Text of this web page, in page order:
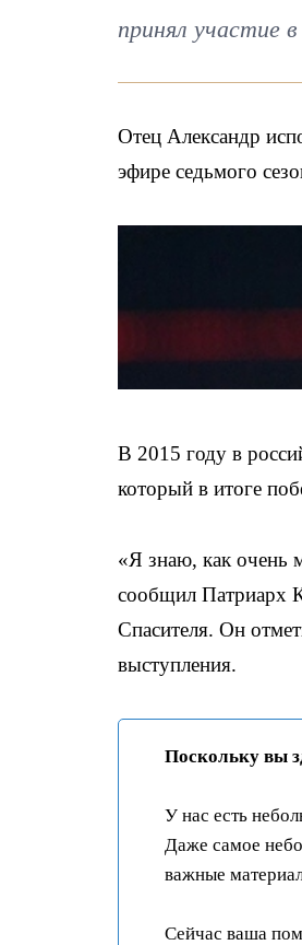
принял участие
Отец Александр
эфире седьмого
В 2015 году в
который в итоге
«Я знаю, как очень
сообщил Патриарх
Спасителя. Он
выступления.
Поскольку вы
У нас есть
Даже самое
важные
Сейчас ваша